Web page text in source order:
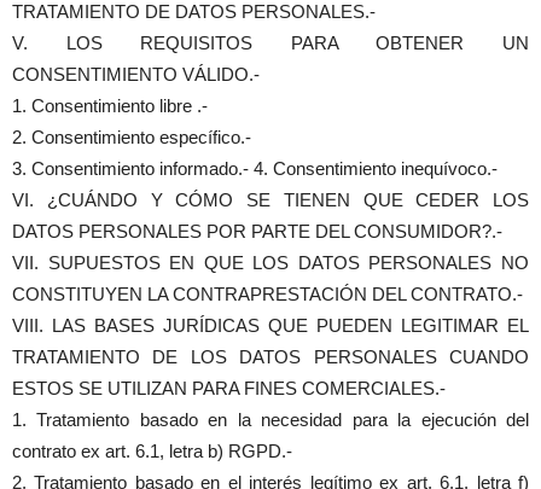
TRATAMIENTO DE DATOS PERSONALES.-
V. LOS REQUISITOS PARA OBTENER UN
CONSENTIMIENTO VÁLIDO.-
1. Consentimiento libre .-
2. Consentimiento específico.-
3. Consentimiento informado.- 4. Consentimiento inequívoco.-
VI. ¿CUÁNDO Y CÓMO SE TIENEN QUE CEDER LOS
DATOS PERSONALES POR PARTE DEL CONSUMIDOR?.-
VII. SUPUESTOS EN QUE LOS DATOS PERSONALES NO
CONSTITUYEN LA CONTRAPRESTACIÓN DEL CONTRATO.-
VIII. LAS BASES JURÍDICAS QUE PUEDEN LEGITIMAR EL
TRATAMIENTO DE LOS DATOS PERSONALES CUANDO
ESTOS SE UTILIZAN PARA FINES COMERCIALES.-
1. Tratamiento basado en la necesidad para la ejecución del
contrato ex art. 6.1, letra b) RGPD.-
2. Tratamiento basado en el interés legítimo ex art. 6.1, letra f)